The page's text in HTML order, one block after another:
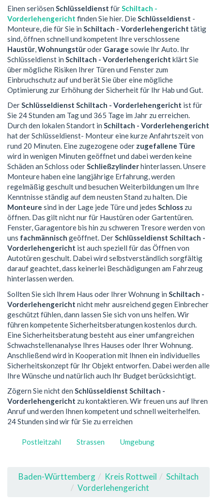
Einen seriösen Schlüsseldienst fürSchiltach -
Vorderlehengericht finden Sie hier. DieSchlüsseldienst -
Monteure, die für Sie in Schiltach - Vorderlehengericht tätig
sind, öffnen schnell und kompetent Ihre verschlossene
Haustür,Wohnungstüroder Garage sowie Ihr Auto. Ihr
Schlüsseldienst in Schiltach - Vorderlehengericht klärt Sie
über mögliche Risiken Ihrer Türen und Fenster zum
Einbruchschutz auf und berät Sie über eine mögliche
Optimierung zur Erhöhung der Sicherheit für Ihr Hab und Gut.
DerSchlüsseldienst Schiltach - Vorderlehengericht ist für
Sie 24 Stunden am Tag und 365 Tage im Jahr zu erreichen.
Durch den lokalen Standort in Schiltach - Vorderlehengericht
hat der Schlüsseldienst- Monteur eine kurze Anfahrtszeit von
rund 20 Minuten. Eine zugezogene oder zugefallene Türe
wird in wenigen Minuten geöffnet und dabei werden keine
Schäden an Schloss oderSchließzylinderhinterlassen. Unsere
Monteure haben eine langjährige Erfahrung, werden
regelmäßig geschult und besuchen Weiterbildungen um Ihre
Kenntnisse ständig auf dem neusten Stand zu halten. Die
Monteure sind in der Lage jede Türe und jedes Schloss zu
öffnen. Das gilt nicht nur für Haustüren oder Gartentüren.
Fenster, Garagentore bis hin zu schweren Tresore werden von
uns fachmännisch geöffnet. DerSchlüsseldienst Schiltach -
Vorderlehengericht ist auch speziell für das Öffnen von
Autotüren geschult. Dabei wird selbstverständlich sorgfältig
darauf geachtet, dass keinerlei Beschädigungen am Fahrzeug
hinterlassen werden.
Sollten Sie sich Ihrem Haus oder Ihrer Wohnung in Schiltach -
Vorderlehengericht nicht mehr ausreichend gegen Einbrecher
geschützt fühlen, dann lassen Sie sich von uns helfen. Wir
führen kompetente Sicherheitsberatungen kostenlos durch.
Eine Sicherheitsberatung besteht aus einer umfangreichen
Schwachstellenanalyse Ihres Hauses oder Ihrer Wohnung.
Anschließend wird in Kooperation mit Ihnen ein individuelles
Sicherheitskonzept für Ihr Objekt entworfen. Dabei werden alle
Ihre Wünsche und natürlich auch Ihr Budget berücksichtigt.
Zögern Sie nicht den Schlüsseldienst Schiltach -
Vorderlehengericht zu kontaktieren. Wir freuen uns auf Ihren
Anruf und werden Ihnen kompetent und schnell weiterhelfen.
24 Stunden sind wir für Sie zu erreichen
Postleitzahl Strassen Umgebung
Baden-Württemberg Kreis Rottweil
Schiltach
Vorderlehengericht